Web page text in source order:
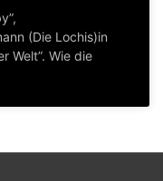
(Die Lochis)in
Welt”. Wie die